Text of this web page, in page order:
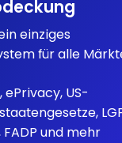
einziges
für alle
ePrivacy, US-
FADP und mehr